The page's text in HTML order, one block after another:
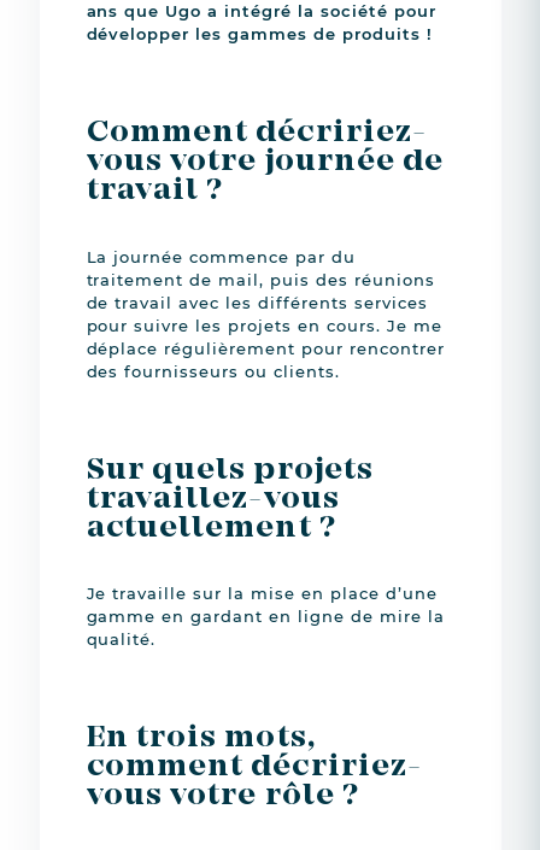
ans que Ugo a intégré la société pour
développer les gammes de produits !
Comment décririez-
vous votre journée de
travail ?
La journée commence par du
traitement de mail, puis des réunions
de travail avec les différents services
pour suivre les projets en cours. Je me
déplace régulièrement pour rencontrer
des fournisseurs ou clients.
Sur quels projets
travaillez-vous
actuellement ?
Je travaille sur la mise en place d’une
gamme en gardant en ligne de mire la
qualité.
En trois mots,
comment décririez-
vous votre rôle ?